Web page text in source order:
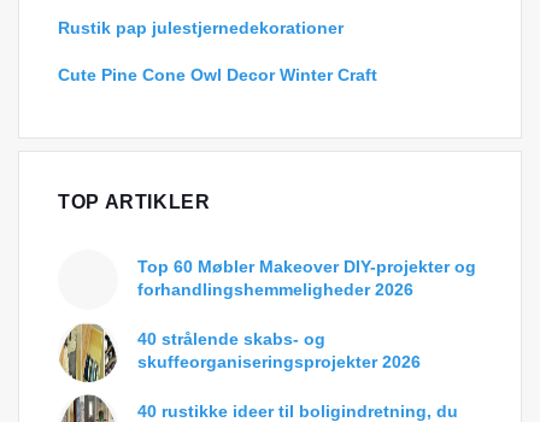
Rustik pap julestjernedekorationer
Cute Pine Cone Owl Decor Winter Craft
TOP ARTIKLER
Top 60 Møbler Makeover DIY-projekter og
forhandlingshemmeligheder 2026
40 strålende skabs- og
skuffeorganiseringsprojekter 2026
40 rustikke ideer til boligindretning, du